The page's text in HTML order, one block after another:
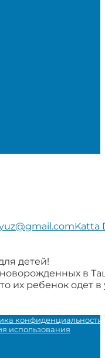
Katta
детей!
в
их ребенок одет
конфиденциальности
использования